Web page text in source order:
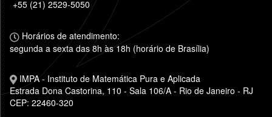
+55 (21) 2529-5050
Horários de atendimento:
segunda a sexta das 8h às 18h (horário de Brasília)
IMPA - Instituto de Matemática Pura e Aplicada
Estrada Dona Castorina, 110 - Sala 106/A - Rio de Janeiro - RJ
CEP: 22460-320